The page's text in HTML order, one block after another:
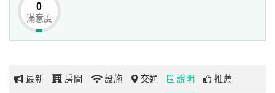
網
玩
0
滿意度
最新 房間 設施 交通 說明 推薦